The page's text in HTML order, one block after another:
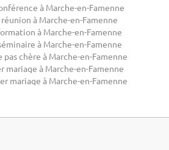
à Marche-en-Famenne
à Marche-en-Famenne
à Marche-en-Famenne
à Marche-en-Famenne
pas chère à Marche-en-Famenne
mariage à Marche-en-Famenne
mariage à Marche-en-Famenne